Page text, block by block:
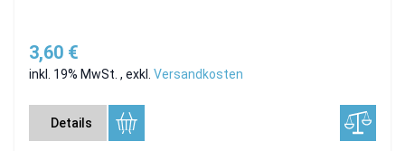
3,60 €
inkl. 19% MwSt. , exkl. Versandkosten
Details